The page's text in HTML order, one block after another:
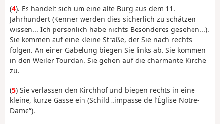
(4). Es handelt sich um eine alte Burg aus dem 11.
Jahrhundert (Kenner werden dies sicherlich zu schätzen
wissen... Ich persönlich habe nichts Besonderes gesehen...).
Sie kommen auf eine kleine Straße, der Sie nach rechts
folgen. An einer Gabelung biegen Sie links ab. Sie kommen
in den Weiler Tourdan. Sie gehen auf die charmante Kirche
zu.
(5) Sie verlassen den Kirchhof und biegen rechts in eine
kleine, kurze Gasse ein (Schild „impasse de l’Église Notre-
Dame“).